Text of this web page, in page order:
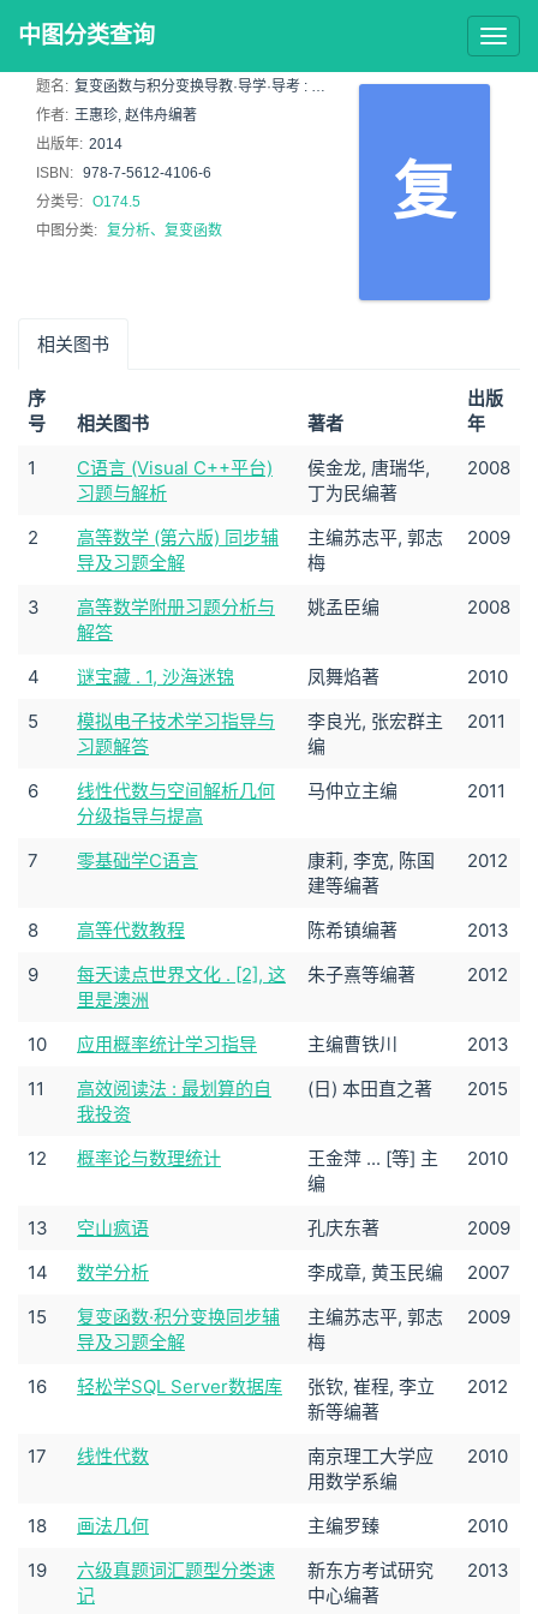
中图分类查询
复
题名: 复变函数与积分变换导教·导学·导考 : 高教社·西安交通大学·第四
作者: 王惠珍, 赵伟舟编著
出版年: 2014
ISBN: 978-7-5612-4106-6
分类号: O174.5
中图分类: 复分析、复变函数
相关图书
序
号
相关图书 著者
出版
年
1
C语言 (Visual C++平台)
习题与解析
侯金龙, 唐瑞华,
丁为民编著
2008
2
高等数学 (第六版) 同步辅
导及习题全解
主编苏志平, 郭志
梅
2009
3
高等数学附册习题分析与
解答
姚孟臣编 2008
4 谜宝藏 . 1, 沙海迷锦 凤舞焰著
2010
5
模拟电子技术学习指导与
习题解答
李良光, 张宏群主
编
2011
6
线性代数与空间解析几何
分级指导与提高
马仲立主编 2011
7 零基础学C语言
康莉, 李宽, 陈国
建等编著
2012
8 高等代数教程 陈希镇编著
2013
9
每天读点世界文化 . [2], 这
里是澳洲
朱子熹等编著 2012
10 应用概率统计学习指导 主编曹铁川
2013
11
高效阅读法 : 最划算的自
我投资
(日) 本田直之著 2015
12 概率论与数理统计
王金萍 ... [等] 主
编
2010
13 空山疯语 孔庆东著
2009
14
数学分析 李成章, 黄玉民编
2007
15
复变函数·积分变换同步辅
导及习题全解
主编苏志平, 郭志
梅
2009
16 轻松学SQL Server数据库
张钦, 崔程, 李立
新等编著
2012
17 线性代数
南京理工大学应
用数学系编
2010
18 画法几何 主编罗臻
2010
19
六级真题词汇题型分类速
记
新东方考试研究
中心编著
2013